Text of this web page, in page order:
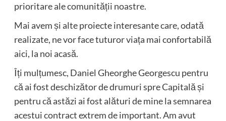
prioritare ale comunității noastre.
Mai avem și alte proiecte interesante care, odată
realizate, ne vor face tuturor viața mai confortabilă
aici, la noi acasă.
Îți mulțumesc, Daniel Gheorghe Georgescu pentru
că ai fost deschizător de drumuri spre Capitală și
pentru că astăzi ai fost alături de mine la semnarea
acestui contract extrem de important. Am avut